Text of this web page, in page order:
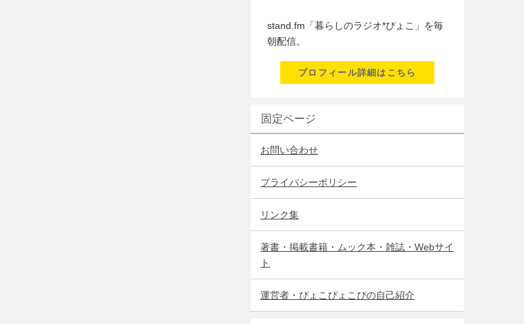
stand.fm「暮らしのラジオ*ぴょこ」を毎
朝配信。
プロフィール詳細はこちら
固定ページ
お問い合わせ
プライバシーポリシー
リンク集
著書・掲載書籍・ムック本・雑誌・Webサイ
ト
運営者・ぴょこぴょこぴの自己紹介